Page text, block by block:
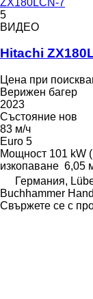
5
ВИДЕО
Hitachi
Цена при
Верижен багер
2023
Състояние нов
83 м/ч
Euro 5
Мощност 101 kW
изкопаване 6,05
Германия,
Buchhammer
Свържете се с